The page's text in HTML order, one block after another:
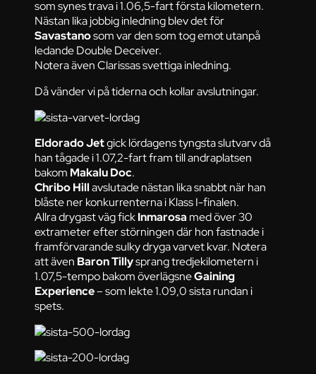
som synes trava i 1.06,5-fart första kilometern.
Nästan lika jobbig inledning blev det för
Savastanosom var den som tog emot utanpå
ledande Double Deceiver.
Notera även Clarissas svettiga inledning.
Då vänder vi på tiderna och kollar avslutningar.
Eldorado Jetgick lördagens tyngsta slutvarv då
han tågade i 1.07,2-fart fram till andraplatsen
bakom Makalu Doc.
Chribo Hillavslutade nästan lika snabbt när han
blåste ner konkurrenterna i Klass I-finalen.
Allra drygast väg fickInmarosa med över 30
extrameter efter störningen där hon fastnade i
framförvarande sulky dryga varvet kvar. Notera
att även Baron Tillysprang tredjekilometern i
1.07,5-tempo bakom överlägsneGaining
Experience– som lekte 1.09,0 sista rundan i
spets.